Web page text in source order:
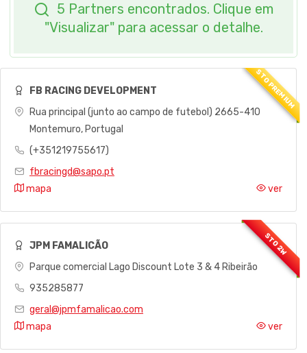
5 Partners encontrados. Clique em
"Visualizar" para acessar o detalhe.
FB RACING DEVELOPMENT
Rua principal (junto ao campo de futebol) 2665-410
Montemuro, Portugal
(+351219755617)
fbracingd@sapo.pt
mapa
ver
JPM FAMALICÃO
Parque comercial Lago Discount Lote 3 & 4 Ribeirão
935285877
geral@jpmfamalicao.com
mapa
ver